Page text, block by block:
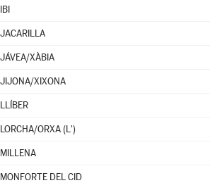
IBI
JACARILLA
JÁVEA/XÀBIA
JIJONA/XIXONA
LLÍBER
LORCHA/ORXA (L')
MILLENA
MONFORTE DEL CID